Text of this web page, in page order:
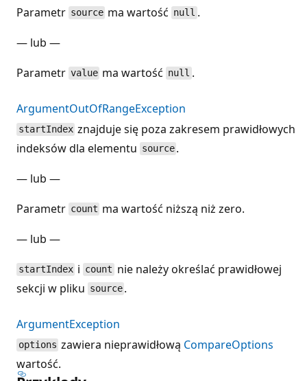
Parametr source ma wartość null .
— lub —
Parametr value ma wartość null .
ArgumentOutOfRangeException
startIndex znajduje się poza zakresem prawidłowych
indeksów dla elementu source .
— lub —
Parametr count ma wartość niższą niż zero.
— lub —
startIndex i count nie należy określać prawidłowej
sekcji w pliku source .
ArgumentException
options zawiera nieprawidłową CompareOptions
wartość.